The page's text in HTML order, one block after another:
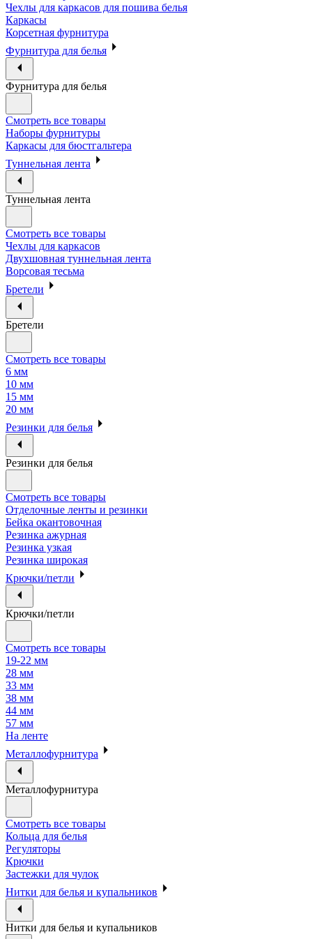
Чехлы для каркасов для пошива белья
Каркасы
Корсетная фурнитура
Фурнитура для белья
Фурнитура для белья
Смотреть все товары
Наборы фурнитуры
Каркасы для бюстгальтера
Туннельная лента
Туннельная лента
Смотреть все товары
Чехлы для каркасов
Двухшовная туннельная лента
Ворсовая тесьма
Бретели
Бретели
Смотреть все товары
6 мм
10 мм
15 мм
20 мм
Резинки для белья
Резинки для белья
Смотреть все товары
Отделочные ленты и резинки
Бейка окантовочная
Резинка ажурная
Резинка узкая
Резинка широкая
Крючки/петли
Крючки/петли
Смотреть все товары
19-22 мм
28 мм
33 мм
38 мм
44 мм
57 мм
На ленте
Металлофурнитура
Металлофурнитура
Смотреть все товары
Кольца для белья
Регуляторы
Крючки
Застежки для чулок
Нитки для белья и купальников
Нитки для белья и купальников